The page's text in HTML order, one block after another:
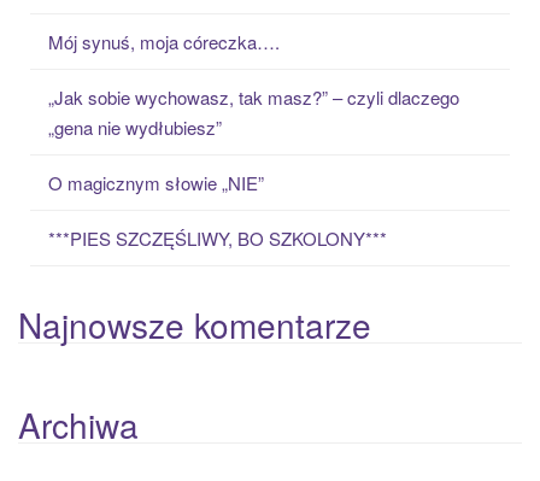
Mój synuś, moja córeczka….
„Jak sobie wychowasz, tak masz?” – czyli dlaczego
„gena nie wydłubiesz”
O magicznym słowie „NIE”
***PIES SZCZĘŚLIWY, BO SZKOLONY***
Najnowsze komentarze
Archiwa